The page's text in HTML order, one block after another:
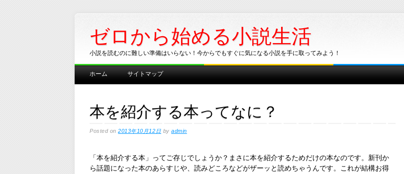
ゼロから始める小説生活
小説を読むのに難しい準備はいらない！今からでもすぐに気になる小説を手に取ってみよう！
Main menu
Skip
ホーム サイトマップ
本を紹介する本ってなに？
Posted on2013年10月12日 byadmin
「本を紹介する本」ってご存じでしょうか？まさに本を紹介するためだけの本なのです。新刊か
ら話題になった本のあらすじや、読みどころなどがザーッと読めちゃうんです。これが結構お得